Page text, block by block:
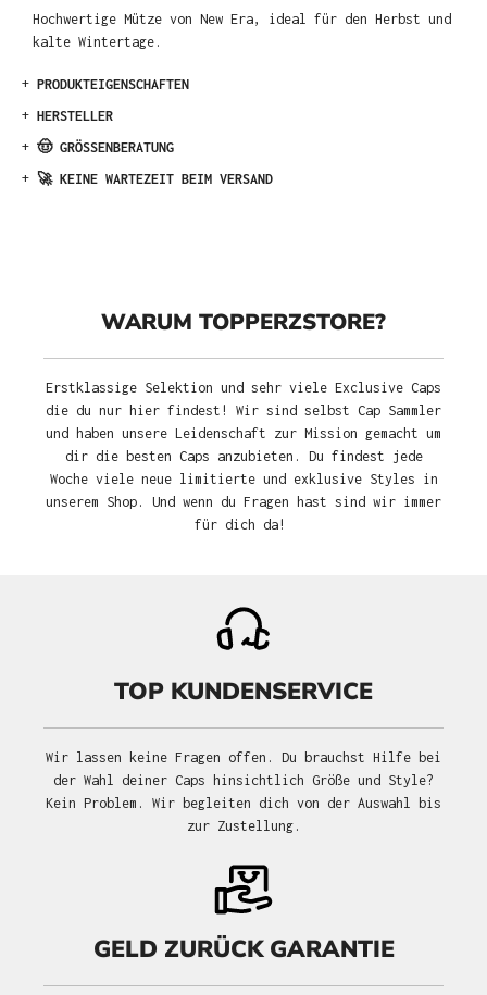
Hochwertige Mütze von New Era, ideal für den Herbst und
kalte Wintertage.
+ PRODUKTEIGENSCHAFTEN
+ HERSTELLER
+ 🤠 GRÖSSENBERATUNG
+ 🚀 KEINE WARTEZEIT BEIM VERSAND
WARUM TOPPERZSTORE?
Erstklassige Selektion und sehr viele Exclusive Caps
die du nur hier findest! Wir sind selbst Cap Sammler
und haben unsere Leidenschaft zur Mission gemacht um
dir die besten Caps anzubieten. Du findest jede
Woche viele neue limitierte und exklusive Styles in
unserem Shop. Und wenn du Fragen hast sind wir immer
für dich da!
TOP KUNDENSERVICE
Wir lassen keine Fragen offen. Du brauchst Hilfe bei
der Wahl deiner Caps hinsichtlich Größe und Style?
Kein Problem. Wir begleiten dich von der Auswahl bis
zur Zustellung.
GELD ZURÜCK GARANTIE